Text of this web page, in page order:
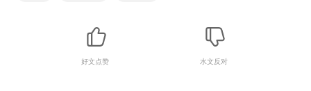
好文点赞 水文反对